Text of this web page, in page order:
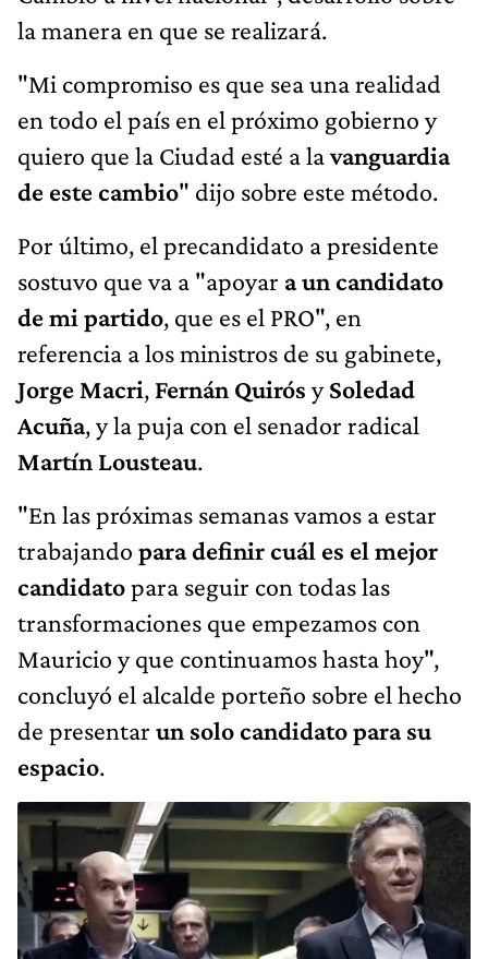
la manera en que se realizará.
"Mi compromiso es que sea una realidad
en todo el país en el próximo gobierno y
quiero que la Ciudad esté a lavanguardia
de este cambio" dijo sobre este método.
Por último, el precandidato a presidente
sostuvo que va a "apoyar a un candidato
de mi partido, que es el PRO", en
referencia a los ministros de su gabinete,
Jorge Macri, Fernán Quirós ySoledad
Acuña, y la puja con el senador radical
Martín Lousteau.
"En las próximas semanas vamos a estar
trabajando para definir cuál es el mejor
candidatopara seguir con todas las
transformaciones que empezamos con
Mauricio y que continuamos hasta hoy",
concluyó el alcalde porteño sobre el hecho
de presentar un solo candidato para su
espacio.